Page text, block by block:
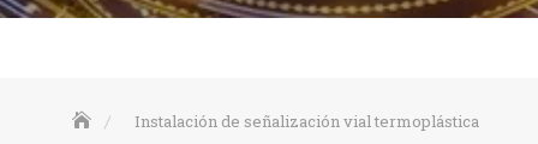
Instalación de señalización vial termoplástica